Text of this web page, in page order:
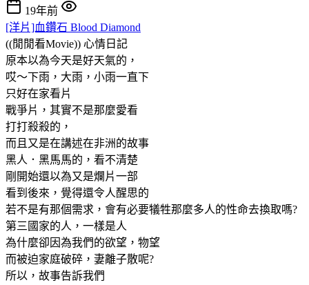
19年前
[洋片]血鑽石 Blood Diamond
((閒閒看Movie)) 心情日記
原本以為今天是好天氣的，
哎～下雨，大雨，小雨一直下
只好在家看片
戰爭片，其實不是那麼愛看
打打殺殺的，
而且又是在講述在非洲的故事
黑人．黑馬馬的，看不清楚
剛開始還以為又是爛片一部
看到後來，覺得還令人醒思的
若不是有那個需求，會有必要犠牲那麼多人的性命去換取嗎?
第三國家的人，一樣是人
為什麼卻因為我們的欲望，物望
而被迫家庭破碎，妻離子散呢?
所以，故事告訴我們